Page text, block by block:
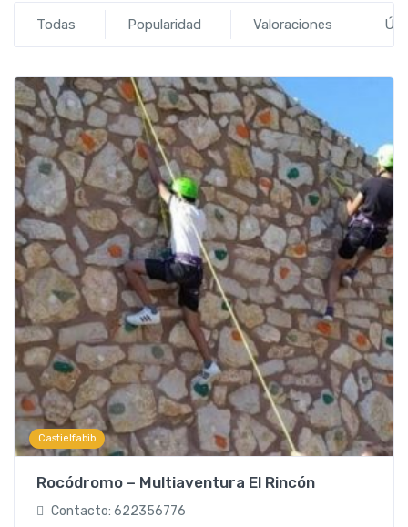
Todas Popularidad Valoraciones
Castielfabib
Rocódromo – Multiaventura El Rincón
Contacto: 622356776